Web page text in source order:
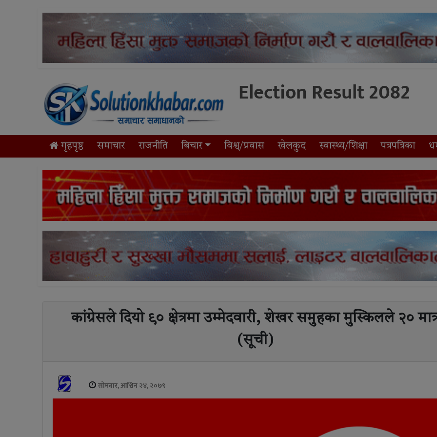
Election Result 2082
गृहपृष्ठ समाचार राजनीति बिचार विश्व/प्रवास खेलकुद स्वास्थ्य/शिक्षा पत्रपत्रिका
कांग्रेसले दियो ९० क्षेत्रमा उम्मेदवारी, शेखर समुहका मुस्किलले २०
(सूची)
सोमबार, आश्विन २४, २०७९